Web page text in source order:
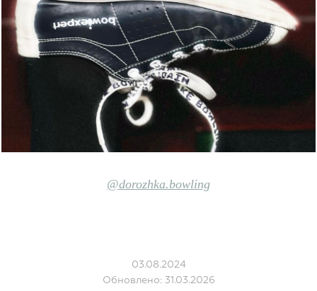
@dorozhka.bowling
03.08.2024
Обновлено: 31.03.2026